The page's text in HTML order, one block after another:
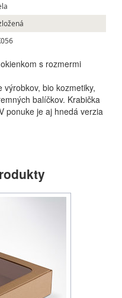
s rozmermi
bio kozmetiky,
balíčkov. Krabička
ponuke je aj hnedá verzia